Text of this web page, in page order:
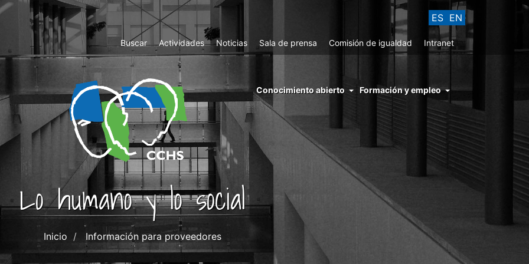
ES EN
Top
Menu
Buscar Actividades Noticias Sala de prensa Comisión de igualdad Intranet
menu
right
cchs
conocimiento
abierto
Conocimiento abierto Formación y empleo
Lo humano y lo social
Inicio Información para proveedores